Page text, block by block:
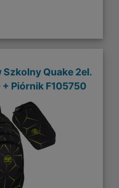
Quake 2el.
Piórnik F105750